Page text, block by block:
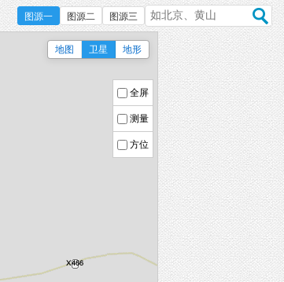
图源一 图源二 图源三
全屏
测量
方位
地图 卫星 地形